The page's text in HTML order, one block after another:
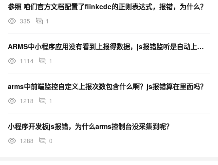
参照 咱们官方文档配置了flinkcdc的正则表达式，报错，为什么？
335 1
ARMS中小程序应用没有看到上报得数据，js报错监听是自动上报吗？
1114 1
arms中前端监控自定义上报次数包含什么啊？js报错算在里面吗？
1218 1
小程序开发板js报错，为什么arms控制台没采集到呢？
1288 0